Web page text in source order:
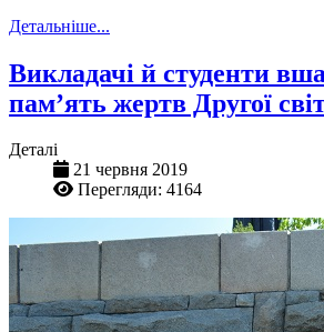
Детальніше...
Викладачі й студенти
памʼять жертв Другої
Деталі
21 червня 2019
Перегляди: 4164